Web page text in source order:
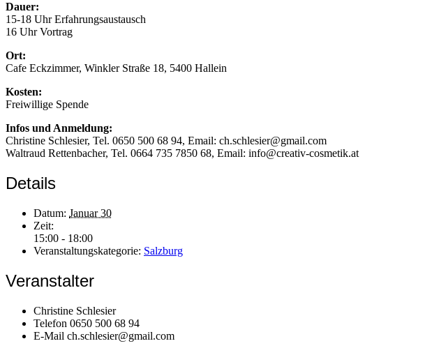
Dauer:
15-18 Uhr Erfahrungsaustausch
16 Uhr Vortrag
Ort:
Cafe Eckzimmer, Winkler Straße 18, 5400 Hallein
Kosten:
Freiwillige Spende
Infos und Anmeldung:
Christine Schlesier, Tel. 0650 500 68 94, Email: ch.schlesier@gmail.com
Waltraud Rettenbacher, Tel. 0664 735 7850 68, Email: info@creativ-cosmetik.at
Details
Datum: Januar 30
Zeit:
15:00 - 18:00
Veranstaltungskategorie: Salzburg
Veranstalter
Christine Schlesier
Telefon 0650 500 68 94
E-Mail ch.schlesier@gmail.com